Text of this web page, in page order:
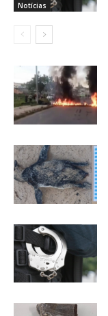
Notícias